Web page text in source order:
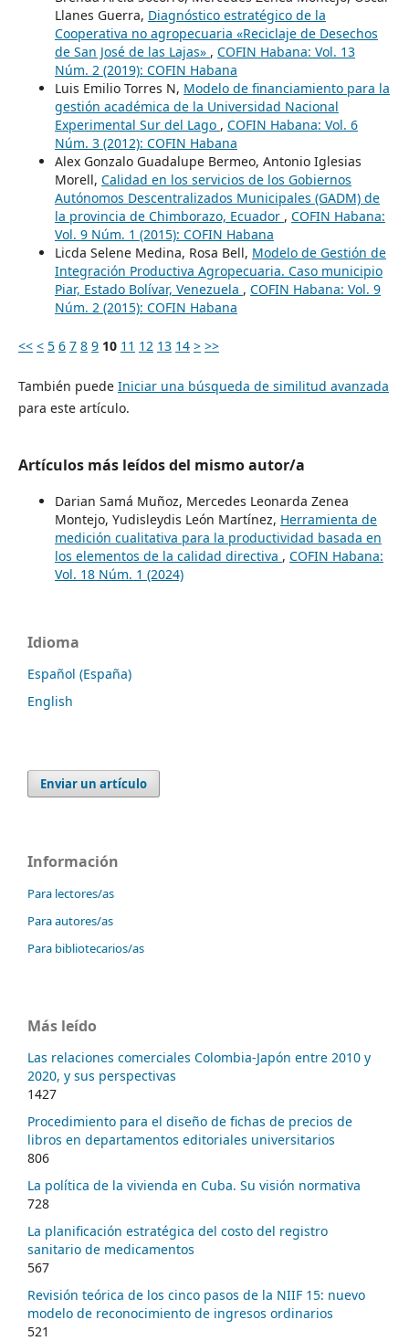
Llanes Guerra, Diagnóstico estratégico de la
Cooperativa no agropecuaria «Reciclaje de Desechos
de San José de las Lajas» , COFIN Habana: Vol. 13
Núm. 2 (2019): COFIN Habana
Luis Emilio Torres N, Modelo de financiamiento para la
gestión académica de la Universidad Nacional
Experimental Sur del Lago , COFIN Habana: Vol. 6
Núm. 3 (2012): COFIN Habana
Alex Gonzalo Guadalupe Bermeo, Antonio Iglesias
Morell, Calidad en los servicios de los Gobiernos
Autónomos Descentralizados Municipales (GADM) de
la provincia de Chimborazo, Ecuador , COFIN Habana:
Vol. 9 Núm. 1 (2015): COFIN Habana
Licda Selene Medina, Rosa Bell, Modelo de Gestión de
Integración Productiva Agropecuaria. Caso municipio
Piar, Estado Bolívar, Venezuela , COFIN Habana: Vol. 9
Núm. 2 (2015): COFIN Habana
<< < 5 6 7 8 9 10 11 12 13 14 > >>
También puede Iniciar una búsqueda de similitud avanzada
para este artículo.
Artículos más leídos del mismo autor/a
Darian Samá Muñoz, Mercedes Leonarda Zenea
Montejo, Yudisleydis León Martínez, Herramienta de
medición cualitativa para la productividad basada en
los elementos de la calidad directiva , COFIN Habana:
Vol. 18 Núm. 1 (2024)
Idioma
Español (España)
English
Enviar un artículo
Información
Para lectores/as
Para autores/as
Para bibliotecarios/as
Más leído
Las relaciones comerciales Colombia-Japón entre 2010 y
2020, y sus perspectivas
1427
Procedimiento para el diseño de fichas de precios de
libros en departamentos editoriales universitarios
806
La política de la vivienda en Cuba. Su visión normativa
728
La planificación estratégica del costo del registro
sanitario de medicamentos
567
Revisión teórica de los cinco pasos de la NIIF 15: nuevo
modelo de reconocimiento de ingresos ordinarios
521